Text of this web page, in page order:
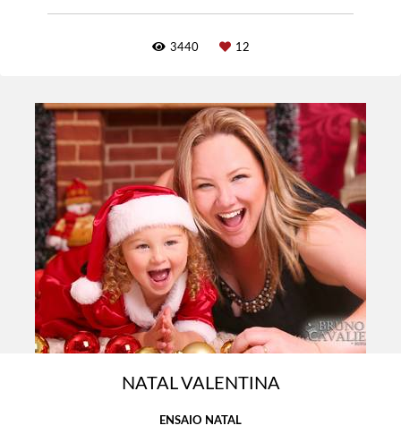
3440 12
NATAL VALENTINA
ENSAIO NATAL